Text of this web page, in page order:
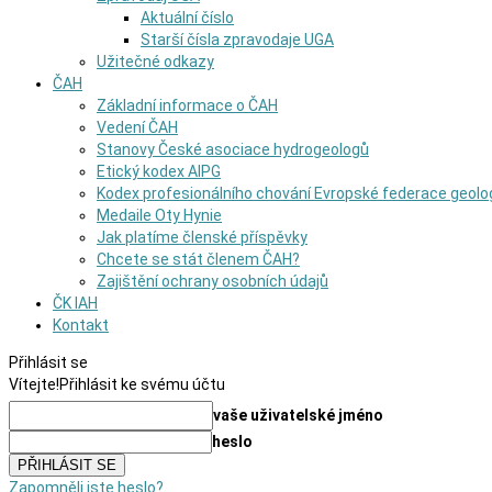
Aktuální číslo
Starší čísla zpravodaje UGA
Užitečné odkazy
ČAH
Základní informace o ČAH
Vedení ČAH
Stanovy České asociace hydrogeologů
Etický kodex AIPG
Kodex profesionálního chování Evropské federace
Medaile Oty Hynie
Jak platíme členské příspěvky
Chcete se stát členem ČAH?
Zajištění ochrany osobních údajů
ČK IAH
Kontakt
Přihlásit se
Vítejte!Přihlásit ke svému účtu
vaše uživatelské jméno
heslo
Zapomněli jste heslo?